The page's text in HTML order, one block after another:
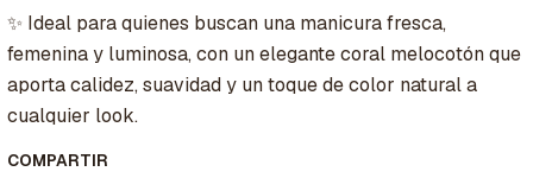
✨ Ideal para quienes buscan una manicura fresca,
femenina y luminosa, con un elegante coral melocotón que
aporta calidez, suavidad y un toque de color natural a
cualquier look.
COMPARTIR